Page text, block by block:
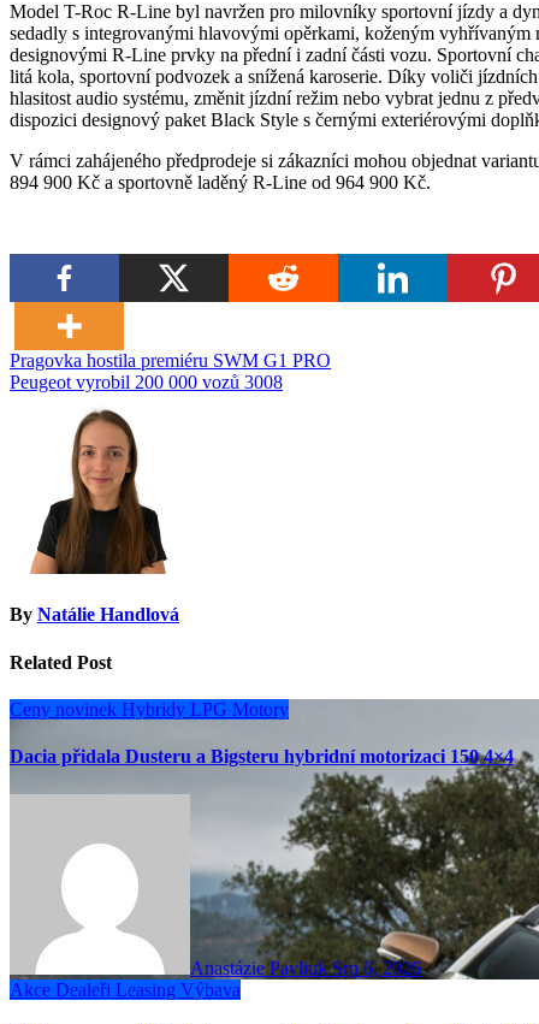
Model T-Roc R-Line byl navržen pro milovníky sportovní jízdy a
sedadly s integrovanými hlavovými opěrkami, koženým
designovými R-Line prvky na přední i zadní části vozu. Sportovní
litá kola, sportovní podvozek a snížená karoserie. Díky voliči
hlasitost audio systému, změnit jízdní režim nebo vybrat jednu z
dispozici designový paket Black Style s černými exteriérovými
V rámci zahájeného předprodeje si zákazníci mohou objednat
894 900 Kč a sportovně laděný R-Line od 964 900 Kč.
Navigace
pro
příspěvek
Pragovka hostila premiéru SWM G1 PRO
Peugeot vyrobil 200 000 vozů 3008
By Natálie Handlová
Related Post
Ceny novinek Hybridy LPG Motory
Dacia přidala Dusteru a Bigsteru hybridní motorizaci 150 4×4
Anastázie PavliukSrp 6, 2026
Akce Dealeři Leasing Výbava